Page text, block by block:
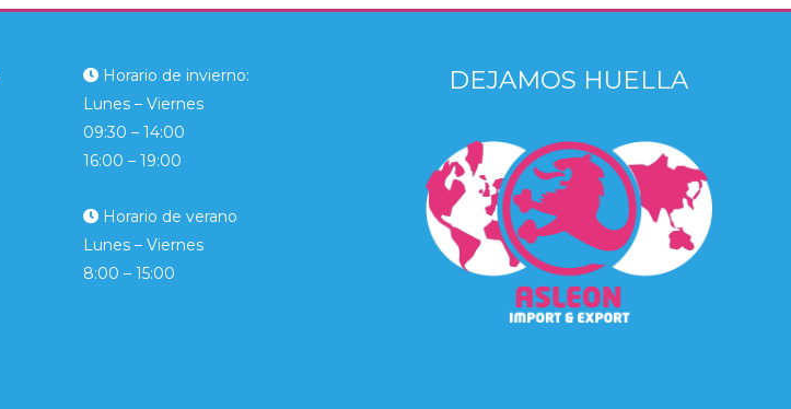
Horario de invierno:
Lunes – Viernes
09:30 – 14:00
16:00 – 19:00
Horario de verano
Lunes – Viernes
8:00 – 15:00
DEJAMOS HUELLA